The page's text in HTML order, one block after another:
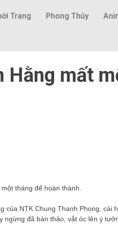
Trang Phong Thủy
Hằng mất
tháng để hoàn thành.
của NTK Chung Thanh Phong, cài
đã bàn thảo, vắt óc lên ý